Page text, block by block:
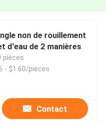
non de rouillement
d'eau de 2 manières
pièces
- $1.60/pieces
Contact